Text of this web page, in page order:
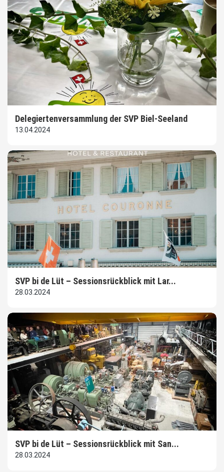
Delegiertenversammlung der SVP Biel-Seeland
13.04.2024
SVP bi de Lüt – Sessionsrückblick mit Lar...
28.03.2024
SVP bi de Lüt – Sessionsrückblick mit San...
28.03.2024